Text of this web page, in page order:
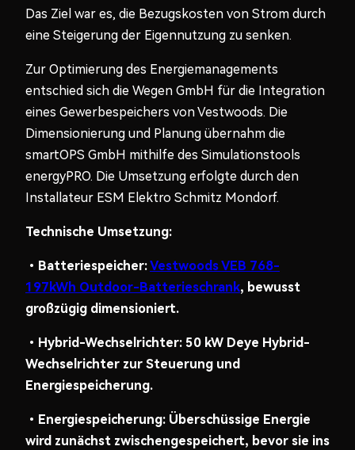
Das Ziel war es, die Bezugskosten von Strom durch
eine Steigerung der Eigennutzung zu senken.
Zur Optimierung des Energiemanagements
entschied sich die Wegen GmbH für die Integration
eines Gewerbespeichers von Vestwoods. Die
Dimensionierung und Planung übernahm die
smartOPS GmbH mithilfe des Simulationstools
energyPRO. Die Umsetzung erfolgte durch den
Installateur ESM Elektro Schmitz Mondorf.
Technische Umsetzung:
• Batteriespeicher:Vestwoods VEB 768-
197kWh Outdoor-Batterieschrank, bewusst
großzügig dimensioniert.
• Hybrid-Wechselrichter: 50 kW Deye Hybrid-
Wechselrichter zur Steuerung und
Energiespeicherung.
• Energiespeicherung: Überschüssige Energie
wird zunächst zwischengespeichert, bevor sie ins